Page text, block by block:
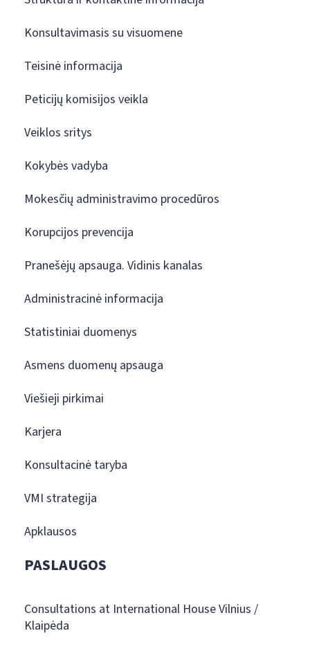
Konsultavimasis su visuomene
Teisinė informacija
Peticijų komisijos veikla
Veiklos sritys
Kokybės vadyba
Mokesčių administravimo procedūros
Korupcijos prevencija
Pranešėjų apsauga. Vidinis kanalas
Administracinė informacija
Statistiniai duomenys
Asmens duomenų apsauga
Viešieji pirkimai
Karjera
Konsultacinė taryba
VMI strategija
Apklausos
PASLAUGOS
Consultations at International House Vilnius /
Klaipėda